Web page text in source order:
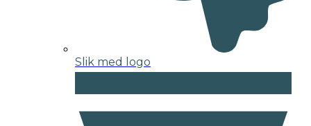
Slik med logo